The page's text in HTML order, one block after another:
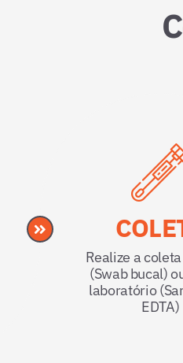
Realize a
(Swab bucal)
laboratório
EDTA)